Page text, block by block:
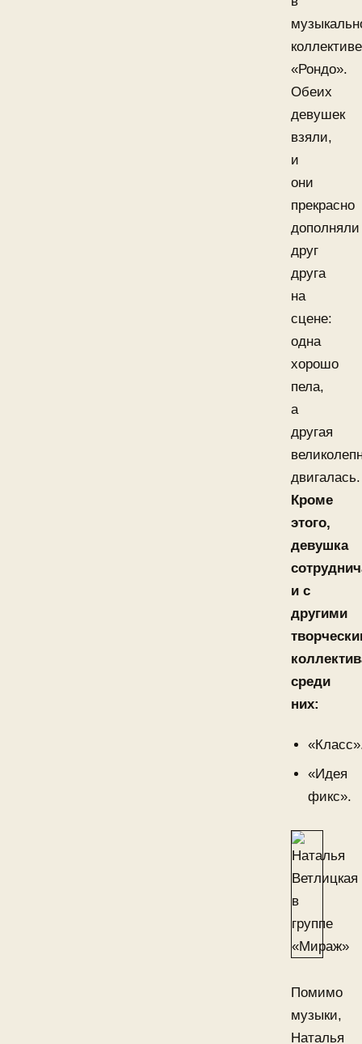
коллективе
«Рондо».
Обеих
девушек
взяли,
и
они
прекрасно
дополняли
друг
друга
на
сцене:
одна
хорошо
пела,
а
другая
двигалась.
Кроме
этого,
девушка
и с
другими
среди
них:
«Идея
фикс».
Помимо
музыки,
Наталья